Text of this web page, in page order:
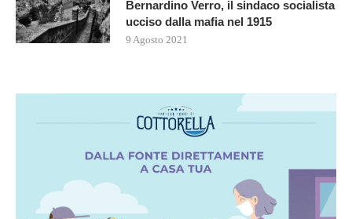
Bernardino Verro, il sindaco socialista
ucciso dalla mafia nel 1915
9 Agosto 2021